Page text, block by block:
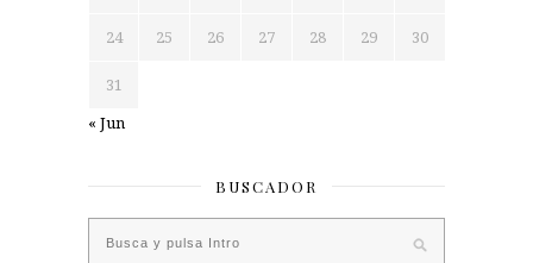
24 25 26 27 28 29 30
31
« Jun
BUSCADOR